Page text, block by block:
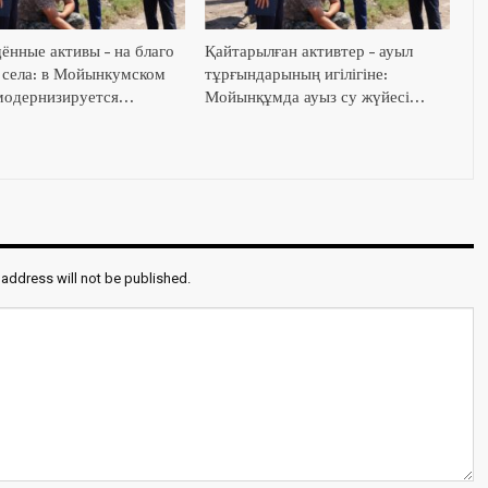
активы – на благо
в Мойынкумском
Қайтарылған активтер – ауыл
тұрғындарының игілігіне:
Мойынқұмда ауыз су жүйесі…
will not be published.